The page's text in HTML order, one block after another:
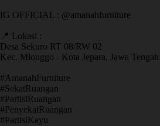
IG OFFICIAL : @amanahfurniture
📍 Lokasi :
Desa Sekuro RT 08/RW 02
Kec. Mlonggo - Kota Jepara, Jawa Tengah
​#AmanahFurniture
​#SekatRuangan
​#PartisiRuangan
​#PenyekatRuangan
​#PartisiKayu